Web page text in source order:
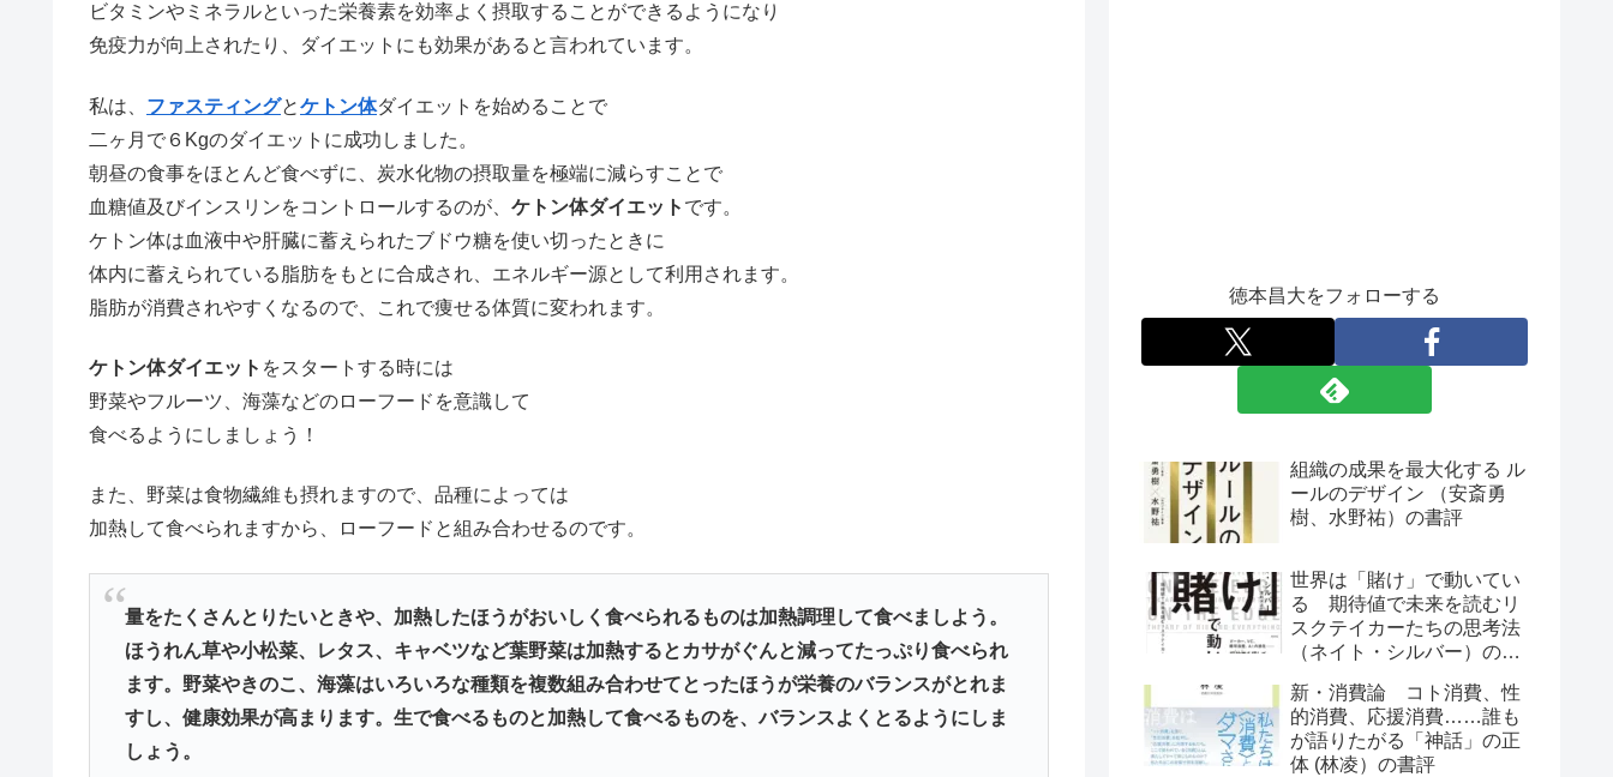
ビタミンやミネラルといった栄養素を効率よく摂取することができるようになり
免疫力が向上されたり、ダイエットにも効果があると言われています。
私は、 ファスティングとケトン体ダイエットを始めることで
二ヶ月で６Kgのダイエットに成功しました。
朝昼の食事をほとんど食べずに、炭水化物の摂取量を極端に減らすことで
血糖値及びインスリンをコントロールするのが、 ケトン体ダイエット です。
ケトン体は血液中や肝臓に蓄えられたブドウ糖を使い切ったときに
体内に蓄えられている脂肪をもとに合成され、エネルギー源として利用されます。
脂肪が消費されやすくなるので、これで痩せる体質に変われます。
ケトン体ダイエット をスタートする時には
野菜やフルーツ、海藻などのローフードを意識して
食べるようにしましょう！
また、野菜は食物繊維も摂れますので、品種によっては
加熱して食べられますから、ローフードと組み合わせるのです。
量をたくさんとりたいときや、加熱したほうがおいしく食べられるものは加熱調理して食べましよう。
ほうれん草や小松菜、レタス、キャベツなど葉野菜は加熱するとカサがぐんと減ってたっぷり食べられ
ます。野菜やきのこ、海藻はいろいろな種類を複数組み合わせてとったほうが栄養のバランスがとれま
すし、健康効果が高まります。生で食べるものと加熱して食べるものを、バランスよくとるようにしま
しょう。
徳本昌大をフォローする
組織の成果を最大化する ル
ールのデザイン （安斎勇
樹、水野祐）の書評
世界は「賭け」で動いてい
る 期待値で未来を読むリ
スクテイカーたちの思考法
（ネイト・シルバー）の書
新・消費論 コト消費、性
的消費、応援消費……誰も
が語りたがる「神話」の正
体 (林凌）の書評